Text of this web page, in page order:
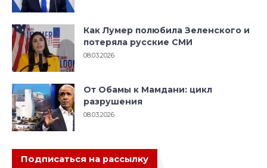
Как Лумер полюбила Зеленского и
потеряла русские СМИ
08.03.2026
От Обамы к Мамдани: цикл
разрушения
08.03.2026
Подписаться на рассылку